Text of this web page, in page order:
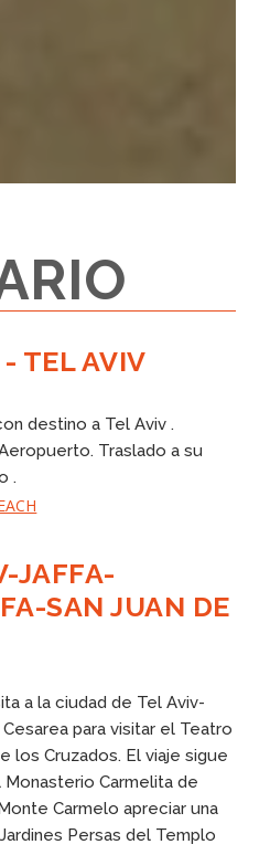
TEL AVIV
destino a Tel Aviv .
Traslado a su
.
JAFFA-
SAN JUAN DE
a la ciudad de Tel Aviv-
para visitar el Teatro
los Cruzados. El viaje sigue
Monasterio Carmelita de
Carmelo apreciar una
Persas del Templo